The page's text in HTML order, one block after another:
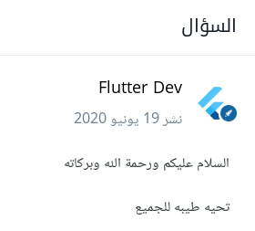
السؤال
Flutter Dev
نشر19 يونيو 2020
السلام عليكم ورحمة الله وبركاته
تحيه طيبه للجميع